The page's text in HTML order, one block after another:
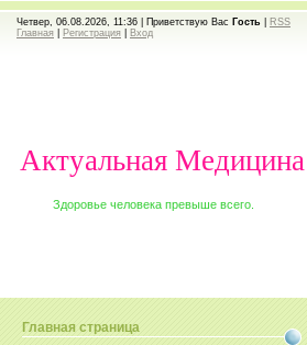
Четвер, 06.08.2026, 11:36 | Приветствую Вас Гость
RSS
Главная
Регистрация Вход
Актуальная Медицина
Здоровье человека превыше всего.
Главная страница